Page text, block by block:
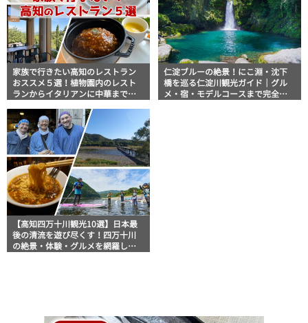
家族で行きたい高知のレストラン
おススメ５選！植物園内のレスト
ランからイタリアンに中華まで楽
仁淀ブルーの絶景！にこ淵・沈下
橋を巡る仁淀川観光ガイド｜グル
メ・宿・モデルコースまで完全網
【高知四万十川観光10選】日本最
後の清流を遊び尽くす！四万十川
の絶景・体験・グルメを網羅した